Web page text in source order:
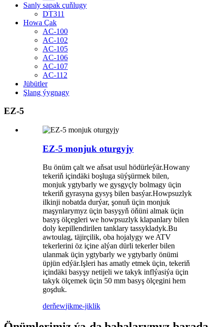
Sanly sapak çuňlugy
DT311
Howa Çak
AC-100
AC-102
AC-105
AC-106
AC-107
AC-112
Jübütler
Şlang ýygnagy
EZ-5
EZ-5 monjuk oturgyjy
Bu önüm çalt we aňsat usul hödürleýär.Howany
tekeriň içindäki boşluga süýşürmek bilen,
monjuk ygtybarly we gysgyçly bolmagy üçin
tekeriň gyrasyna gysyş bilen basýar.Howpsuzlyk
ilkinji nobatda durýar, şonuň üçin monjuk
maşynlarymyz üçin basyşyň öňüni almak üçin
basyş ölçegleri we howpsuzlyk klapanlary bilen
doly kepillendirilen tanklary tassykladyk.Bu
awtoulag, täjirçilik, oba hojalygy we ATV
tekerlerini öz içine alýan dürli tekerler bilen
ulanmak üçin ygtybarly we ygtybarly önümi
üpjün edýär.Işleri has amatly etmek üçin, tekeriň
içindäki basyşy netijeli we takyk inflýasiýa üçin
takyk ölçemek üçin 50 mm basyş ölçegini hem
goşduk.
derňewjikme-jiklik